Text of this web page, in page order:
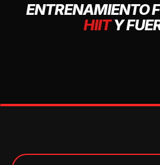
ENTRENAMIENTO
HIITY